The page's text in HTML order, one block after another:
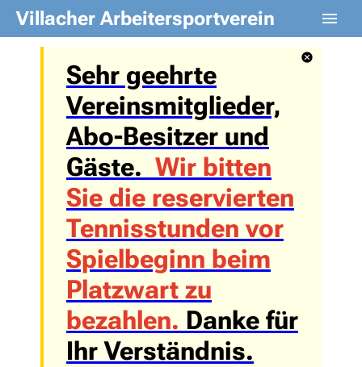
Villacher Arbeitersportverein
Sehr geehrte
Vereinsmitglieder,
Abo-Besitzer und
Gäste. Wir bitten
Sie die reservierten
Tennisstunden vor
Spielbeginn beim
Platzwart zu
bezahlen. Danke für
Ihr Verständnis.